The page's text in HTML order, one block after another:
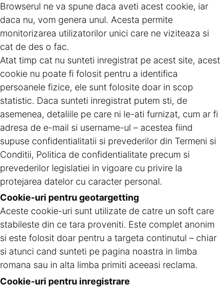
Browserul ne va spune daca aveti acest cookie, iar
daca nu, vom genera unul. Acesta permite
monitorizarea utilizatorilor unici care ne viziteaza si
cat de des o fac.
Atat timp cat nu sunteti inregistrat pe acest site, acest
cookie nu poate fi folosit pentru a identifica
persoanele fizice, ele sunt folosite doar in scop
statistic. Daca sunteti inregistrat putem sti, de
asemenea, detaliile pe care ni le-ati furnizat, cum ar fi
adresa de e-mail si username-ul – acestea fiind
supuse confidentialitatii si prevederilor din Termeni si
Conditii, Politica de confidentialitate precum si
prevederilor legislatiei in vigoare cu privire la
protejarea datelor cu caracter personal.
Cookie-uri pentru geotargetting
Aceste cookie-uri sunt utilizate de catre un soft care
stabileste din ce tara proveniti. Este complet anonim
si este folosit doar pentru a targeta continutul – chiar
si atunci cand sunteti pe pagina noastra in limba
romana sau in alta limba primiti aceeasi reclama.
Cookie-uri pentru inregistrare